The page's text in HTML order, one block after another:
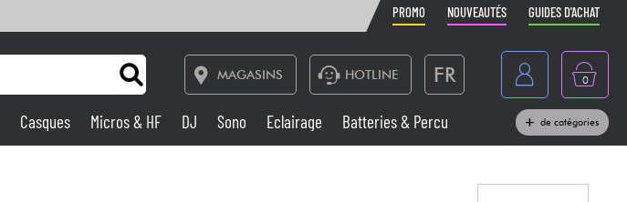
PROMO NOUVEAUTÉS GUIDES D'ACHAT
MAGASINS HOTLINE FR
Belgique
België
0
Casques Micros & HF DJ Sono Eclairage
Batteries & Percu
de catégories